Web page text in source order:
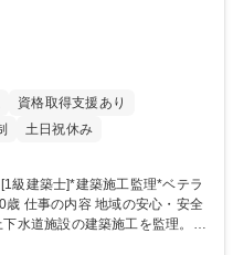
資格取得支援あり
土日祝休み
安全
水道施設の建築施工を監理。設
安全管理まで、全体を見渡しな